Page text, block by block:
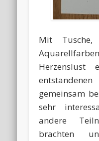
Mit Tusche,
Herzenslust
gemeinsam
sehr
andere
brachten